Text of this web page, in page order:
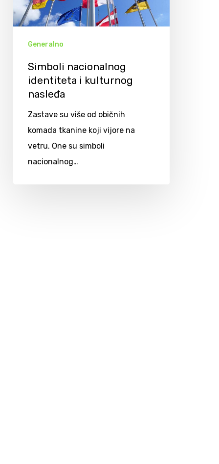
Generalno
Simboli nacionalnog
identiteta i kulturnog
nasleđa
Zastave su više od običnih
komada tkanine koji vijore na
vetru. One su simboli
nacionalnog…